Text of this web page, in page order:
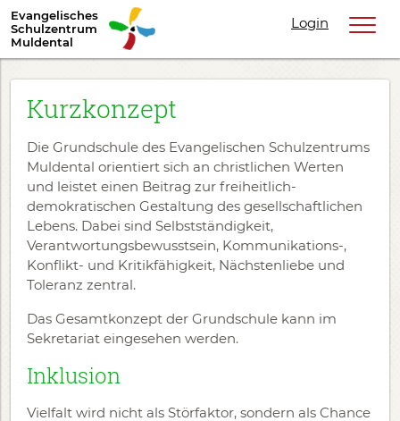
Evangelisches
Schulzentrum
Muldental
Login
Kurzkonzept
Die Grundschule des Evangelischen Schulzentrums
Muldental orientiert sich an christlichen Werten
und leistet einen Beitrag zur freiheitlich-
demokratischen Gestaltung des gesellschaftlichen
Lebens. Dabei sind Selbstständigkeit,
Verantwortungsbewusstsein, Kommunikations-,
Konflikt- und Kritikfähigkeit, Nächstenliebe und
Toleranz zentral.
Das Gesamtkonzept der Grundschule kann im
Sekretariat eingesehen werden.
Inklusion
Vielfalt wird nicht als Störfaktor, sondern als Chance